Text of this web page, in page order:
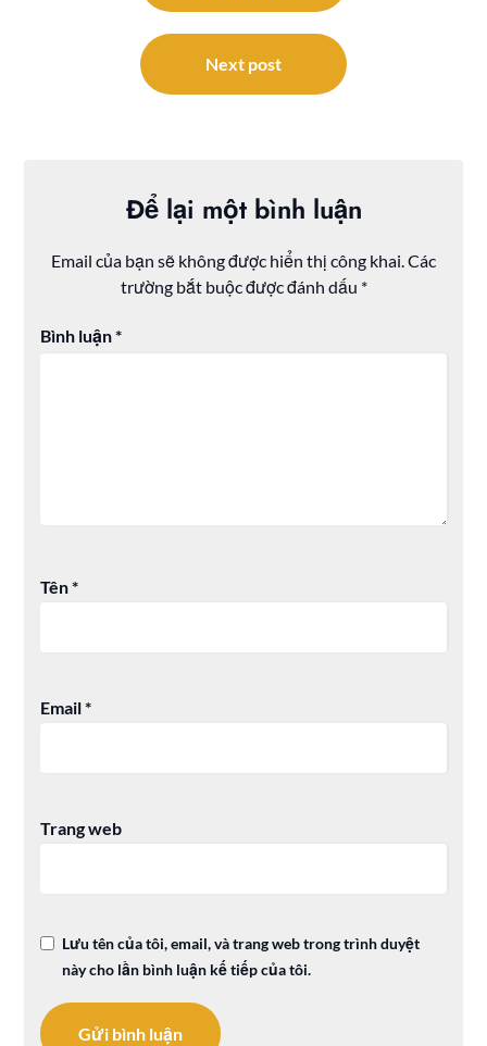
Next post
Để lại một bình luận
Email của bạn sẽ không được hiển thị công khai. Các
trường bắt buộc được đánh dấu *
Bình luận*
Tên*
Email*
Trang web
Lưu tên của tôi, email, và trang web trong trình duyệt
này cho lần bình luận kế tiếp của tôi.